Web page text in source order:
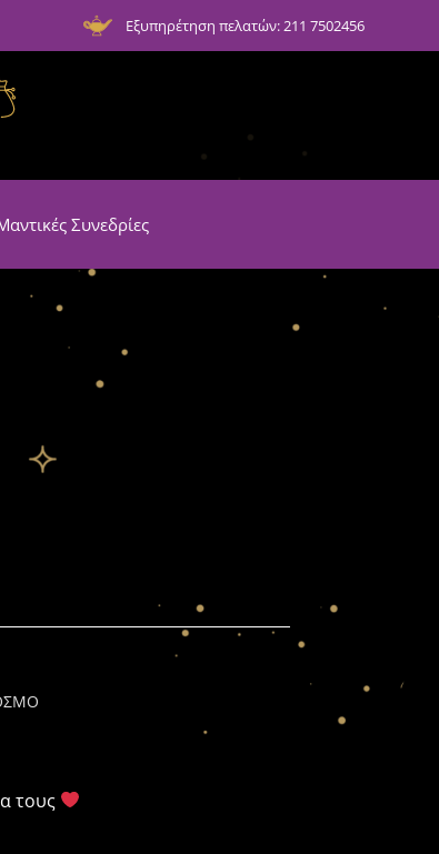
Εξυπηρέτηση πελατών: 211 7502456
Συνεδρίες
τους